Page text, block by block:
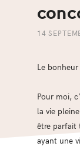
14
Le
Pour moi,
la vie
être parfait
ayant une